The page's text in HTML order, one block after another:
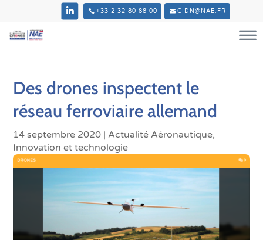
+33 2 32 80 88 00 CIDN@NAE.FR
Des drones inspectent le
réseau ferroviaire allemand
14 septembre 2020 | Actualité Aéronautique,
Innovation et technologie